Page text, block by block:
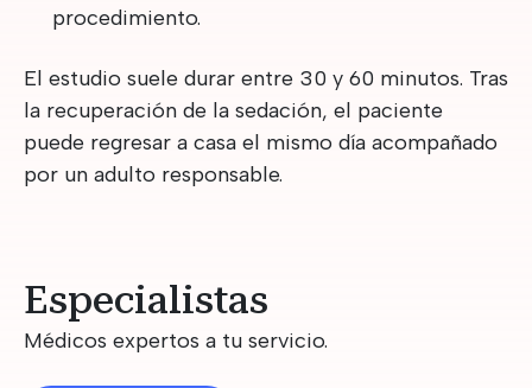
procedimiento.
El estudio suele durar entre 30 y 60 minutos. Tras
la recuperación de la sedación, el paciente
puede regresar a casa el mismo día acompañado
por un adulto responsable.
Especialistas
Médicos expertos a tu servicio.